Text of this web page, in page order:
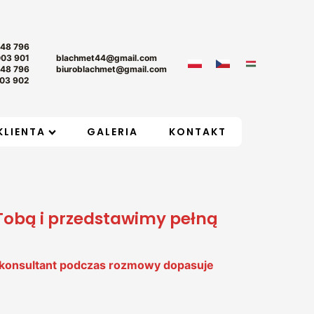
796
901
796
902
blachmet44@gmail.com
biuroblachmet@gmail.com
GALERIA KONTAKT
i przedstawimy pełną
podczas rozmowy dopasuje